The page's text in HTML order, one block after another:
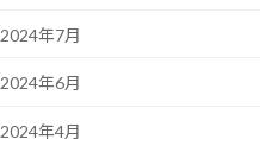
2024年7月
2024年6月
2024年4月